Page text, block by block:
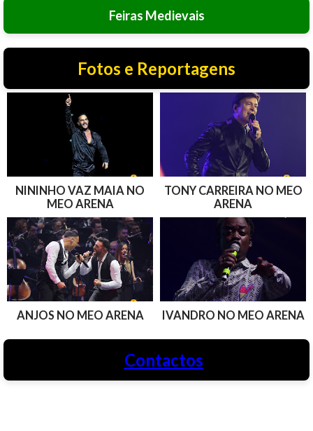
Feiras Medievais
Fotos e Reportagens
NININHO VAZ MAIA NO
MEO ARENA
TONY CARREIRA NO MEO
ARENA
ANJOS NO MEO ARENA IVANDRO NO MEO ARENA
Contactos